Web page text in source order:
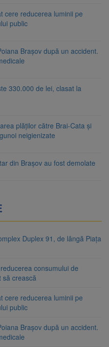
cere reducerea luminii pe
public
Brașov după un accident.
330.000 de lei, clasat la
plăților către Brai-Cata și
neigienizate
din Brașov au fost demolate
Duplex 91, de lângă Piața
consumului de
să crească
cere reducerea luminii pe
public
Brașov după un accident.